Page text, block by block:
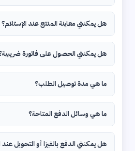
هل يمكنني معاينة المنتج عند الإستلام؟
هل يمكنني الحصول على فاتورة
ما هي مدة توصيل الطلب؟
ما هي وسائل الدفع المتاحة؟
هل يمكنني الدفع بالفيزا أو التحويل عند